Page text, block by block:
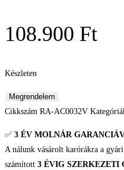
108.900 Ft
Készleten
Orient
Classic
Simple
Megrendelem
Cikkszám RA-AC0032V
✅ 3 ÉV MOLNÁR
A nálunk vásárolt karórákra a
számított 3 ÉVIG SZERKEZETI